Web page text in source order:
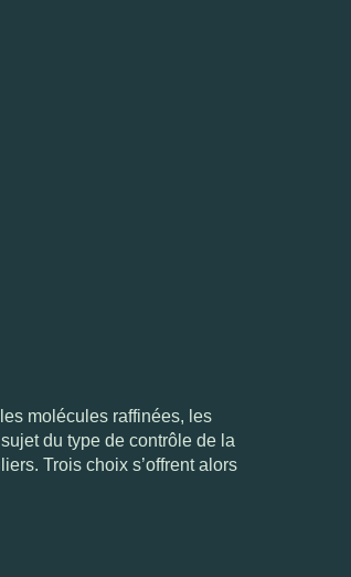
molécules raffinées, les
du type de contrôle de la
Trois choix s’offrent alors